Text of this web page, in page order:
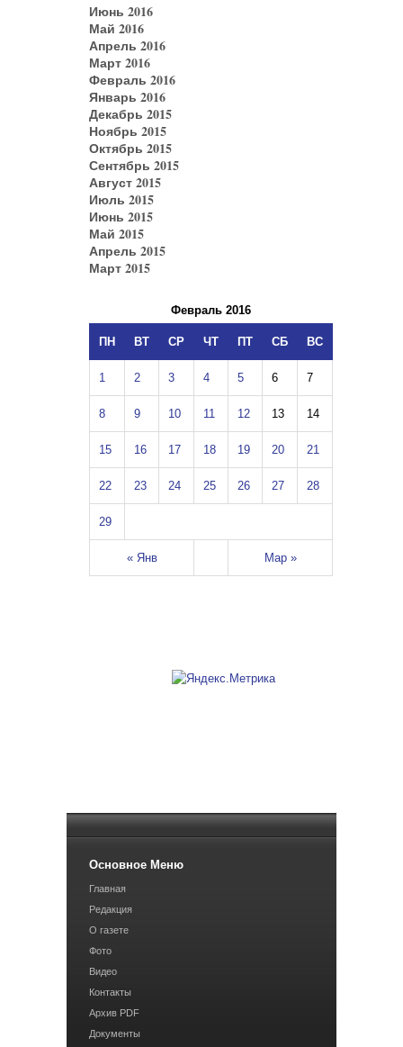
Июнь 2016
Май 2016
Апрель 2016
Март 2016
Февраль 2016
Январь 2016
Декабрь 2015
Ноябрь 2015
Октябрь 2015
Сентябрь 2015
Август 2015
Июль 2015
Июнь 2015
Май 2015
Апрель 2015
Март 2015
Февраль 2016
ПН ВТ СР ЧТ ПТ СБ ВС
« Янв Мар »
1 2 3 4 5 6 7
8 9 10 11 12 13 14
15 16 17 18 19 20 21
22 23 24 25 26 27 28
29
Основное Меню
Главная
Редакция
О газете
Фото
Видео
Контакты
Архив PDF
Документы